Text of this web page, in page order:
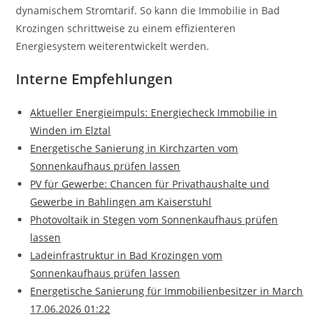
dynamischem Stromtarif. So kann die Immobilie in Bad
Krozingen schrittweise zu einem effizienteren
Energiesystem weiterentwickelt werden.
Interne Empfehlungen
Aktueller Energieimpuls: Energiecheck Immobilie in
Winden im Elztal
Energetische Sanierung in Kirchzarten vom
Sonnenkaufhaus prüfen lassen
PV für Gewerbe: Chancen für Privathaushalte und
Gewerbe in Bahlingen am Kaiserstuhl
Photovoltaik in Stegen vom Sonnenkaufhaus prüfen
lassen
Ladeinfrastruktur in Bad Krozingen vom
Sonnenkaufhaus prüfen lassen
Energetische Sanierung für Immobilienbesitzer in March
17.06.2026 01:22